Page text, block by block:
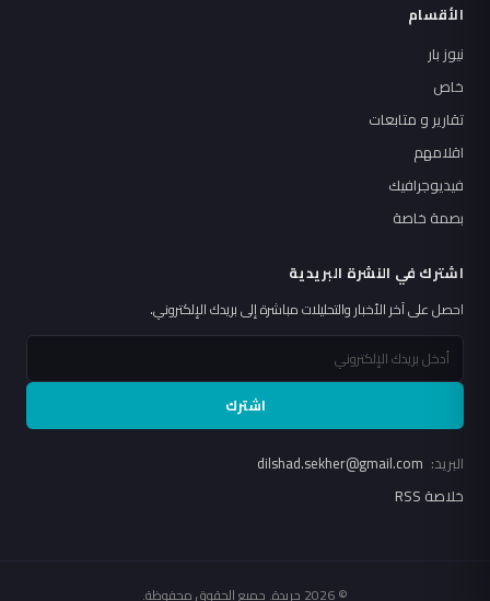
الأقسام
نيوز بار
خاص
تقارير و متابعات
اقلامهم
فيديوجرافيك
بصمة خاصة
اشترك في النشرة البريدية
احصل على آخر الأخبار والتحليلات مباشرة إلى بريدك الإلكتروني.
اشترك
البريد:
خلاصة RSS
© 2026 جريدة. جميع الحقوق محفوظة.